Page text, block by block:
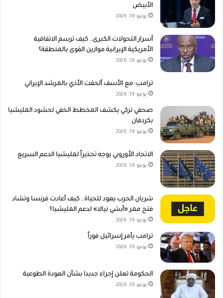
الأبيض
يونيو 19, 2026
أسرار التحولات الكبرى.. كيف ترسم الاتفاقية
الأمريكية الإيرانية موازين القوى بالمنطقة؟
يونيو 19, 2026
ترامب: مع الأسف ألحقت الأذي بالمرشد الإيراني
يونيو 19, 2026
صحفي تركي يكشف المخطط الخفي لحشود المليشيا
بكردفان
يونيو 19, 2026
الاتحاد الأوروبي يوجه تحذيراً لمليشيا الدعم السريع
يونيو 19, 2026
شريان الحرب يعود للحياة.. كيف أعادت فرنسا وتشاد
فتح ممر «أبشي نيالا» لدعم المليشيا؟
يونيو 19, 2026
ترامب يأمر إسرائيل فوراً
يونيو 19, 2026
الحكومة تعلن إجراء جديدا بشأن العودة الطوعية
يونيو 19, 2026